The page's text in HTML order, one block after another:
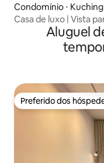
Condomínio ⋅ Kuching
Casa de luxo | Vista
Aluguel
Preferido dos
Preferido dos